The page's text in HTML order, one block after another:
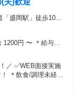
夫)歓迎
「盛岡駅」徒歩10
〜 ＊給与は
能（通常毎月20日
／ ✅WEB面接実施
経